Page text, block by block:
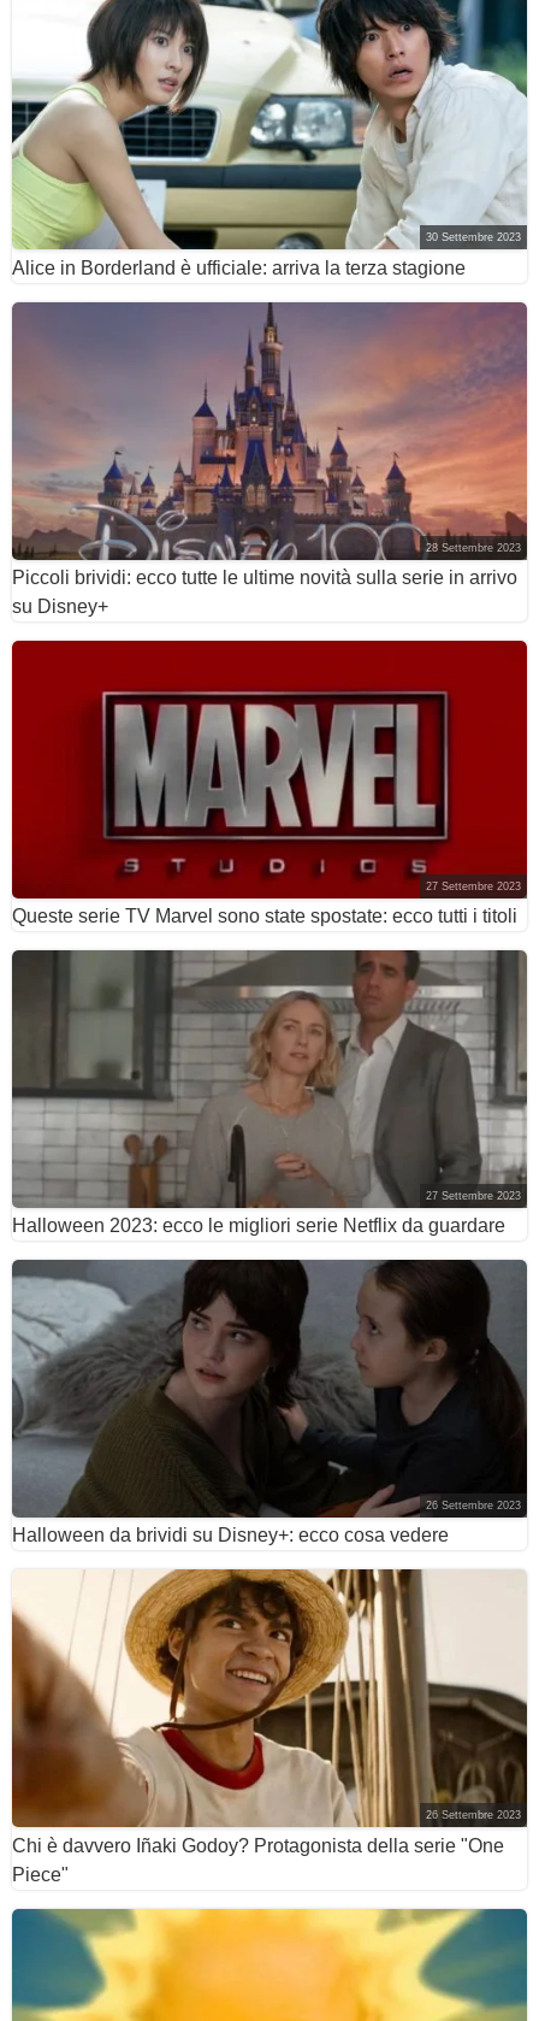
30 Settembre 2023
Alice in Borderland è ufficiale: arriva la terza stagione
28 Settembre 2023
Piccoli brividi: ecco tutte le ultime novità sulla serie in arrivo
su Disney+
27 Settembre 2023
Queste serie TV Marvel sono state spostate: ecco tutti i titoli
27 Settembre 2023
Halloween 2023: ecco le migliori serie Netflix da guardare
26 Settembre 2023
Halloween da brividi su Disney+: ecco cosa vedere
26 Settembre 2023
Chi è davvero Iñaki Godoy? Protagonista della serie "One
Piece"